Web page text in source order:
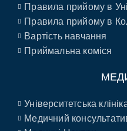
Правила прийому в
Правила прийому в
Вартість навчання
Приймальна коміся
Університетська
Медичний